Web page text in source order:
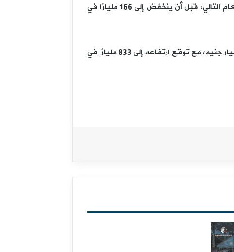
ويتوقّع الصندوق أن يبلغ دعم الطاقة 180 مليار جنيه في 2027/2028م، ويرتفع إلى 190 مليارًا في العام التالي، قبل أن ينخفض إلى 166 مليارًا في
وبحسب تقديرات الصندوق، يُقدَّر إجمالي الدعم في مصر خلال العام المالي الجاري 2025/2026م بـ744 مليار جنيه، مع توقع ارتفاعه إلى 833 مليارًا في